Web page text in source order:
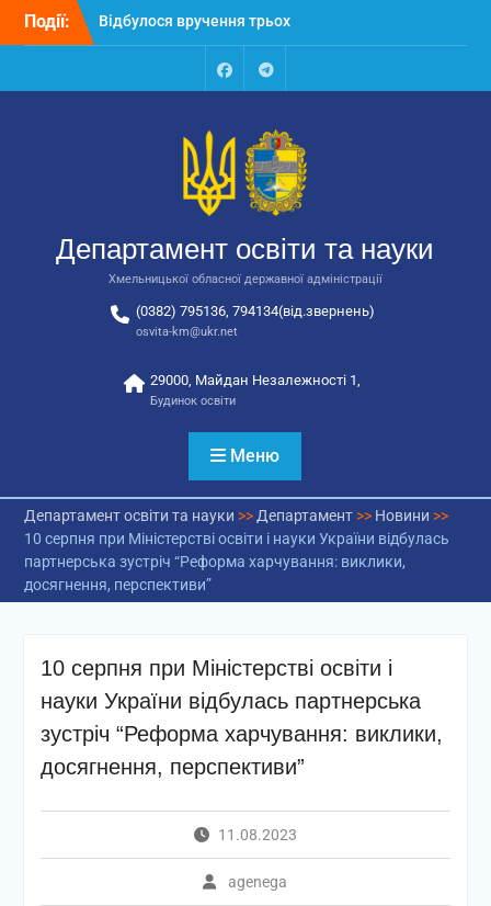
Перейти
Події:
Відбулося засідання
колегії Департаменту
освіти та науки обласної
державної адміністрації
відповідальних за
національно-патріотичне
автобусів для потреб
закладів освіти
FacebookTalegram
Департамент освіти та науки
Хмельницької обласної державної адміністрації
(0382) 795136, 794134(від.звернень)
osvita-km@ukr.net
29000, Майдан Незалежності 1,
Будинок освіти
Меню
Департамент освіти та науки >> Департамент>> Новини >>
10 серпня при Міністерстві освіти і науки України відбулась
партнерська зустріч “Реформа харчування: виклики,
досягнення, перспективи”
10 серпня при Міністерстві освіти і
науки України відбулась партнерська
зустріч “Реформа харчування: виклики,
досягнення, перспективи”
11.08.2023
agenega